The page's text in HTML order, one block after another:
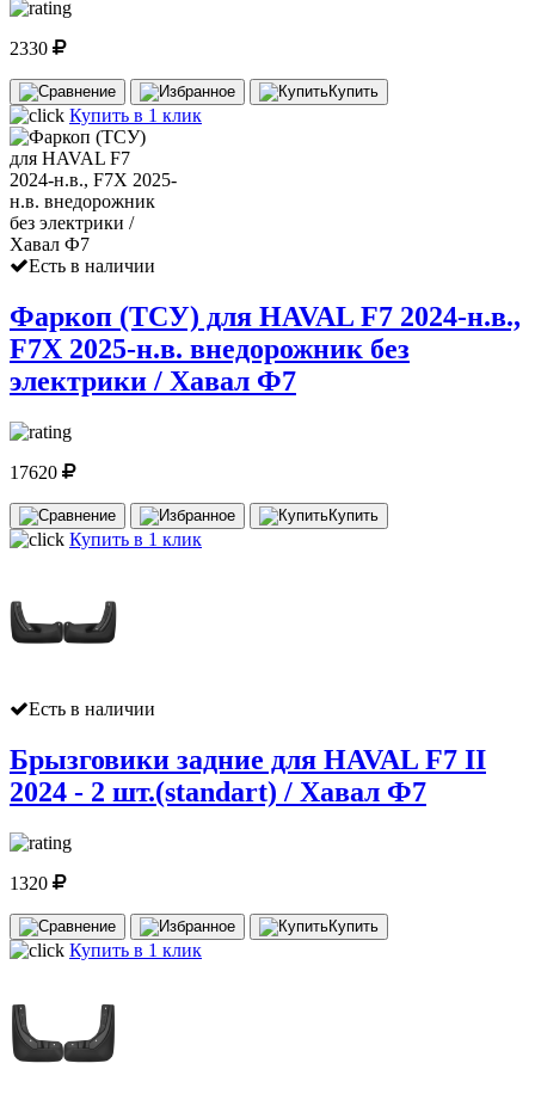
2330
Купить
Купить в 1 клик
Есть в наличии
Фаркоп (ТСУ) для HAVAL F7 2024-н.в.,
F7X 2025-н.в. внедорожник без
электрики / Хавал Ф7
17620
Купить
Купить в 1 клик
Есть в наличии
Брызговики задние для HAVAL F7 II
2024 - 2 шт.(standart) / Хавал Ф7
1320
Купить
Купить в 1 клик